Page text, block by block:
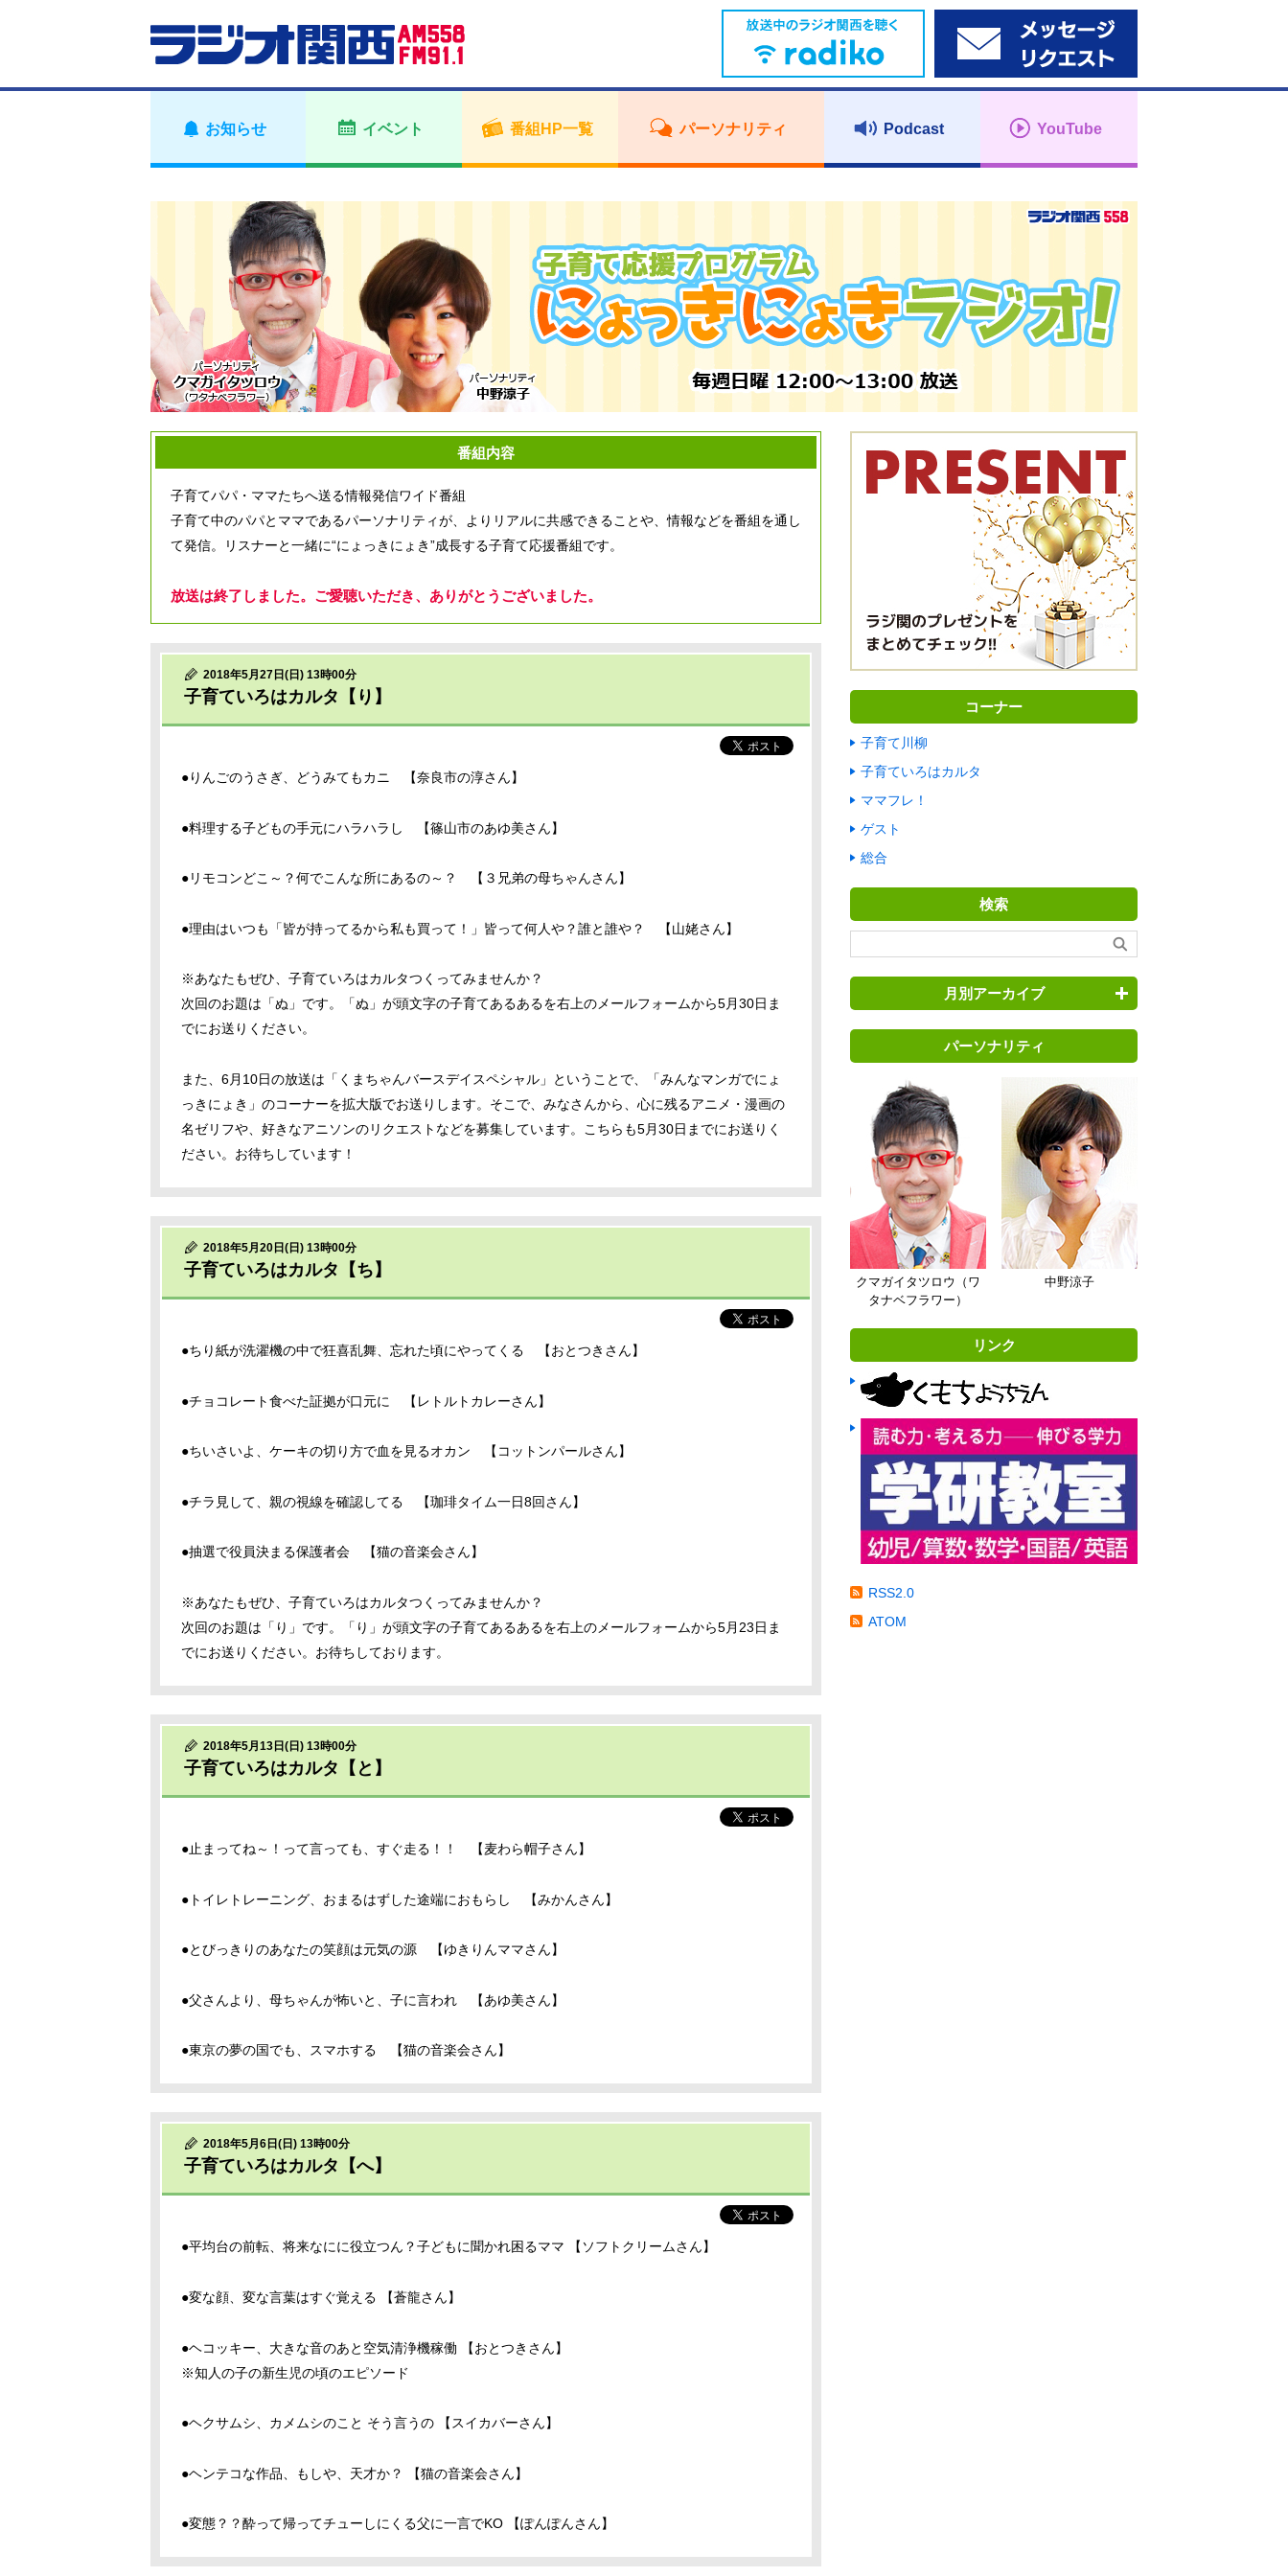
お知らせ イベント 番組HP一覧 パーソナリティ Podcast YouTube
番組内容
子育てパパ・ママたちへ送る情報発信ワイド番組
子育て中のパパとママであるパーソナリティが、よりリアルに共感できることや、情報などを番組を通し
て発信。リスナーと一緒に“にょっきにょき”成長する子育て応援番組です。
放送は終了しました。ご愛聴いただき、ありがとうございました。
2018年5月27日(日) 13時00分
子育ていろはカルタ【り】
●りんごのうさぎ、どうみてもカニ 【奈良市の淳さん】
●料理する子どもの手元にハラハラし 【篠山市のあゆ美さん】
●リモコンどこ～？何でこんな所にあるの～？ 【３兄弟の母ちゃんさん】
●理由はいつも「皆が持ってるから私も買って！」皆って何人や？誰と誰や？ 【山姥さん】
※あなたもぜひ、子育ていろはカルタつくってみませんか？
次回のお題は「ぬ」です。「ぬ」が頭文字の子育てあるあるを右上のメールフォームから5月30日ま
でにお送りください。
また、6月10日の放送は「くまちゃんバースデイスペシャル」ということで、「みんなマンガでにょ
っきにょき」のコーナーを拡大版でお送りします。そこで、みなさんから、心に残るアニメ・漫画の
名ゼリフや、好きなアニソンのリクエストなどを募集しています。こちらも5月30日までにお送りく
ださい。お待ちしています！
2018年5月20日(日) 13時00分
子育ていろはカルタ【ち】
●ちり紙が洗濯機の中で狂喜乱舞、忘れた頃にやってくる 【おとつきさん】
●チョコレート食べた証拠が口元に 【レトルトカレーさん】
●ちいさいよ、ケーキの切り方で血を見るオカン 【コットンパールさん】
●チラ見して、親の視線を確認してる 【珈琲タイム一日8回さん】
●抽選で役員決まる保護者会 【猫の音楽会さん】
※あなたもぜひ、子育ていろはカルタつくってみませんか？
次回のお題は「り」です。「り」が頭文字の子育てあるあるを右上のメールフォームから5月23日ま
でにお送りください。お待ちしております。
2018年5月13日(日) 13時00分
子育ていろはカルタ【と】
●止まってね～！って言っても、すぐ走る！！ 【麦わら帽子さん】
●トイレトレーニング、おまるはずした途端におもらし 【みかんさん】
●とびっきりのあなたの笑顔は元気の源 【ゆきりんママさん】
●父さんより、母ちゃんが怖いと、子に言われ 【あゆ美さん】
●東京の夢の国でも、スマホする 【猫の音楽会さん】
2018年5月6日(日) 13時00分
子育ていろはカルタ【へ】
●平均台の前転、将来なにに役立つん？子どもに聞かれ困るママ 【ソフトクリームさん】
●変な顔、変な言葉はすぐ覚える 【蒼龍さん】
●ヘコッキー、大きな音のあと空気清浄機稼働 【おとつきさん】
※知人の子の新生児の頃のエピソード
●ヘクサムシ、カメムシのこと そう言うの 【スイカバーさん】
●ヘンテコな作品、もしや、天才か？ 【猫の音楽会さん】
●変態？？酔って帰ってチューしにくる父に一言でKO 【ぽんぽんさん】
コーナー
子育て川柳
子育ていろはカルタ
ママフレ！
ゲスト
総合
検索
月別アーカイブ
パーソナリティ
クマガイタツロウ（ワ
タナベフラワー）
中野涼子
リンク
RSS2.0
ATOM